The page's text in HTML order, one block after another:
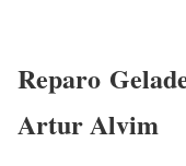
Reparo
Artur Alvim